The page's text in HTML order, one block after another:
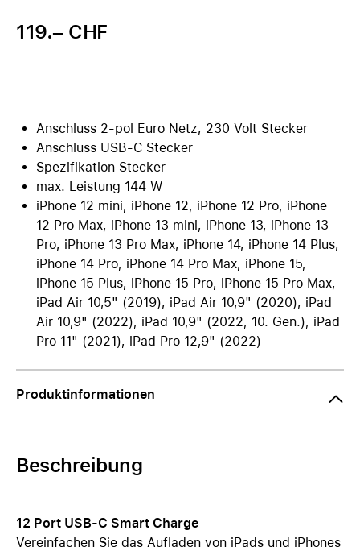
119.– CHF
Anschluss 2-pol Euro Netz, 230 Volt Stecker
Anschluss USB-C Stecker
Spezifikation Stecker
max. Leistung 144 W
iPhone 12 mini, iPhone 12, iPhone 12 Pro, iPhone
12 Pro Max, iPhone 13 mini, iPhone 13, iPhone 13
Pro, iPhone 13 Pro Max, iPhone 14, iPhone 14 Plus,
iPhone 14 Pro, iPhone 14 Pro Max, iPhone 15,
iPhone 15 Plus, iPhone 15 Pro, iPhone 15 Pro Max,
iPad Air 10,5" (2019), iPad Air 10,9" (2020), iPad
Air 10,9" (2022), iPad 10,9" (2022, 10. Gen.), iPad
Pro 11" (2021), iPad Pro 12,9" (2022)
Produktinformationen
Beschreibung
12 Port USB-C Smart Charge
Vereinfachen Sie das Aufladen von iPads und iPhones